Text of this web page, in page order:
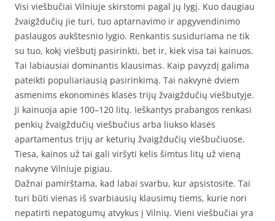
Visi viešbučiai Vilniuje skirstomi pagal jų lygį. Kuo daugiau
žvaigždučių jie turi, tuo aptarnavimo ir apgyvendinimo
paslaugos aukštesnio lygio. Renkantis susiduriama ne tik
su tuo, kokį viešbutį pasirinkti, bet ir, kiek visa tai kainuos.
Tai labiausiai dominantis klausimas. Kaip pavyzdį galima
pateikti populiariausią pasirinkimą. Tai nakvynė dviem
asmenims ekonominės klasės trijų žvaigždučių viešbutyje.
Ji kainuoja apie 100–120 litų. Ieškantys prabangos renkasi
penkių žvaigždučių viešbučius arba liukso klasės
apartamentus trijų ar keturių žvaigždučių viešbučiuose.
Tiesa, kainos už tai gali viršyti kelis šimtus litų už vieną
nakvyne Vilniuje pigiau.
Dažnai pamirštama, kad labai svarbu, kur apsistosite. Tai
turi būti vienas iš svarbiausių klausimų tiems, kurie nori
nepatirti nepatogumų atvykus į Vilnių. Vieni viešbučiai yra